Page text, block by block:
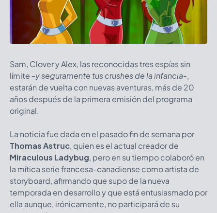
Sam, Clover y Alex, las reconocidas tres espías sin
límite -y seguramente tus crushes de la infancia-,
estarán de vuelta con nuevas aventuras, más de 20
años después de la primera emisión del programa
original.
La noticia fue dada en el pasado fin de semana por
Thomas Astruc, quien es el actual creador de
Miraculous Ladybug, pero en su tiempo colaboró en
la mítica serie francesa-canadiense como artista de
storyboard, afirmando que supo de la nueva
temporada en desarrollo y que está entusiasmado por
ella aunque, irónicamente, no participará de su